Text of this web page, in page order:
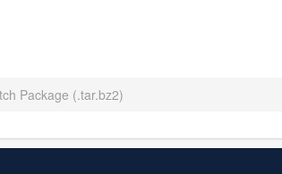
Package (.tar.bz2)